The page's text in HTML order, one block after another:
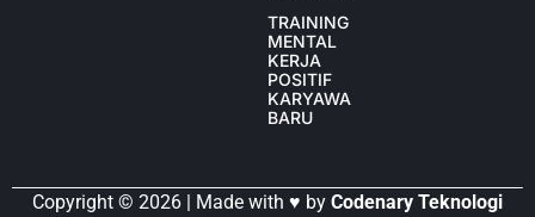
TRAINING
MENTAL
KERJA
POSITIF
KARYAWAN
BARU
Copyright © 2026 | Made with ♥ by Codenary Teknologi